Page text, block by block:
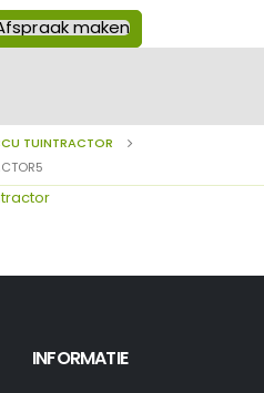
maken
TUINTRACTOR
INFORMATIE